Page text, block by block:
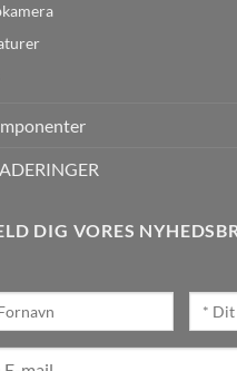
DIG VORES